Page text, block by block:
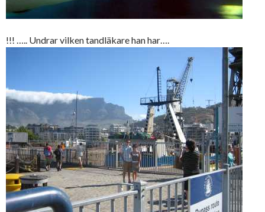
!!! ….. Undrar vilken tandläkare han har….